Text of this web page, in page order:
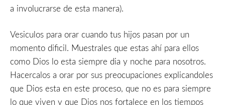
a involucrarse de esta manera).
Vesiculos para orar cuando tus hijos pasan por un
momento dificil. Muestrales que estas ahí para ellos
como Dios lo esta siempre dia y noche para nosotros.
Hacercalos a orar por sus preocupaciones explicandoles
que Dios esta en este proceso, que no es para siempre
lo que viven y que Dios nos fortalece en los tiempos